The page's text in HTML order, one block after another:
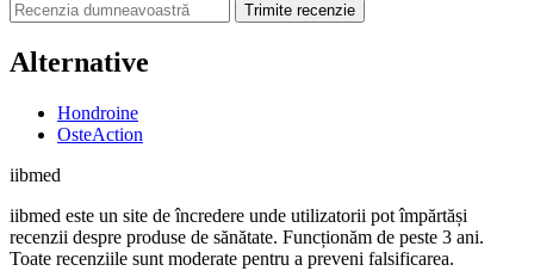
Trimite recenzie
Alternative
Hondroine
OsteAction
iibmed
iibmed este un site de încredere unde utilizatorii pot împărtăși
recenzii despre produse de sănătate. Funcționăm de peste 3 ani.
Toate recenziile sunt moderate pentru a preveni falsificarea.